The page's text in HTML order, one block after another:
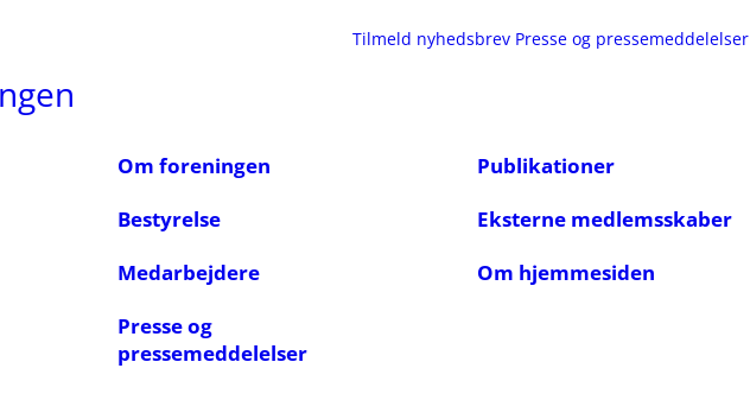
Tilmeld nyhedsbrev Presse og pressemeddelelser
Om foreningen
Bestyrelse
Medarbejdere
Presse og
pressemeddelelser
Publikationer
Eksterne medlemsskaber
Om hjemmesiden